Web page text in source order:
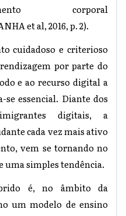
corporal
et al, 2016, p. 2).
cuidadoso e criterioso
por parte do
e ao recurso digital a
essencial. Diante dos
digitais, a
cada vez mais ativo
vem se tornando no
uma simples tendência.
é, no âmbito da
um modelo de ensino